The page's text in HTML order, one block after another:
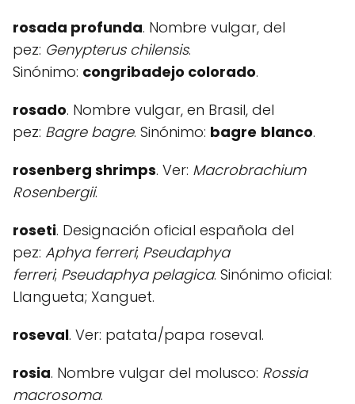
rosada profunda. Nombre vulgar, del
pez: Genypterus chilensis.
Sinónimo: congribadejo colorado.
rosado. Nombre vulgar, en Brasil, del
pez: Bagre bagre. Sinónimo: bagre blanco.
rosenberg shrimps. Ver: Macrobrachium
Rosenbergii.
roseti. Designación oficial española del
pez: Aphya ferreri; Pseudaphya
ferreri; Pseudaphya pelagica. Sinónimo oficial:
Llangueta; Xanguet.
roseval. Ver: patata/papa roseval.
rosia. Nombre vulgar del molusco: Rossia
macrosoma.